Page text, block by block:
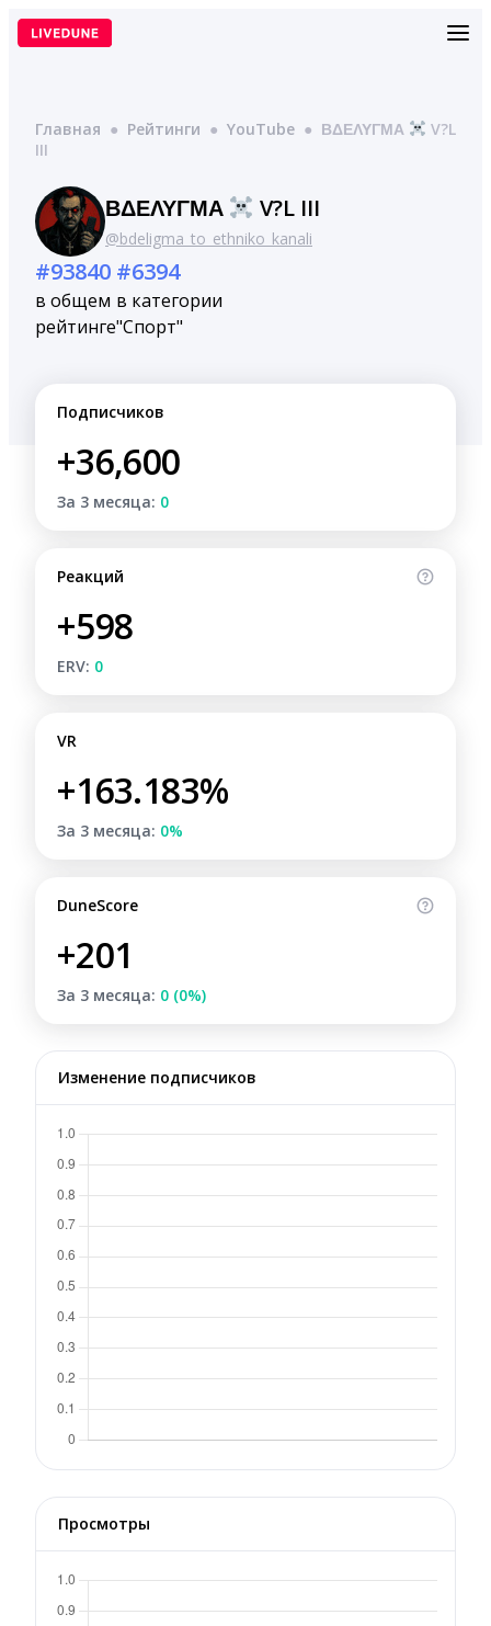
Перейти
Главная ● Рейтинги ● YouTube ● ΒΔΕΛΥΓΜΑ
V?L
III
ΒΔΕΛΥΓΜΑ V?L III
@bdeligma_to_ethniko_kanali
#93840
в общем
рейтинге
#6394
в категории
"Спорт"
Подписчиков
+36,600
За 3 месяца: 0
Реакций
+598
ERV: 0
VR
+163.183%
За 3 месяца: 0%
DuneScore
+201
За 3 месяца: 0 (0%)
Изменение подписчиков
Просмотры